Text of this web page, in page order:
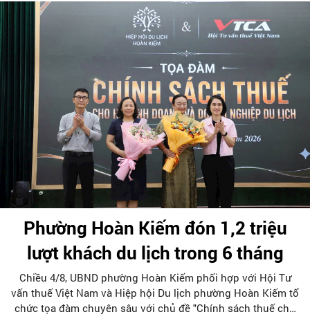
Phường Hoàn Kiếm đón 1,2 triệu
lượt khách du lịch trong 6 tháng
Chiều 4/8, UBND phường Hoàn Kiếm phối hợp với Hội Tư
vấn thuế Việt Nam và Hiệp hội Du lịch phường Hoàn Kiếm tổ
chức tọa đàm chuyên sâu với chủ đề "Chính sách thuế cho